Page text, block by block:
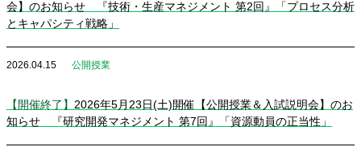
会】のお知らせ 『技術・生産マネジメント 第2回』「プロセス分析
とキャパシティ戦略」
2026.04.15 公開授業
【開催終了】 2026年5月23日(土)開催【公開授業＆入試説明会】のお
知らせ 『研究開発マネジメント 第7回』「資源動員の正当性」